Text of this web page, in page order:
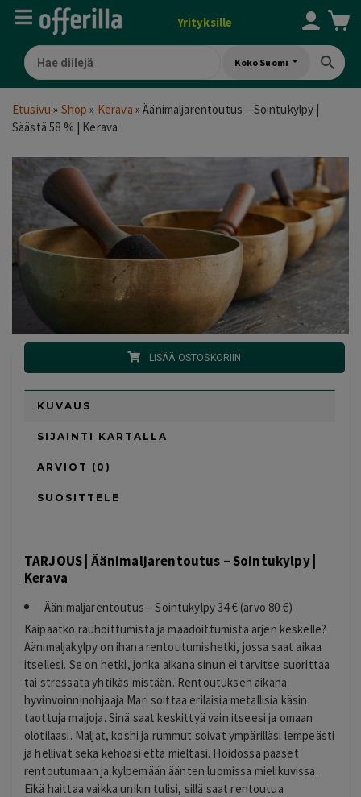
Yrityksille
Koko Suomi
Etusivu » Shop » Kerava »Äänimaljarentoutus – Sointukylpy |
Säästä 58 % | Kerava
LISÄÄ OSTOSKORIIN
KUVAUS
SIJAINTI KARTALLA
ARVIOT (0)
SUOSITTELE
TARJOUS | Äänimaljarentoutus – Sointukylpy |
Kerava
Äänimaljarentoutus – Sointukylpy 34 € (arvo 80 €)
Kaipaatko rauhoittumista ja maadoittumista arjen keskelle?
Äänimaljakylpy on ihana rentoutumishetki, jossa saat aikaa
itsellesi. Se on hetki, jonka aikana sinun ei tarvitse suorittaa
tai stressata yhtikäs mistään. Rentoutuksen aikana
hyvinvoinninohjaaja Mari soittaa erilaisia metallisia käsin
taottuja maljoja. Sinä saat keskittyä vain itseesi ja omaan
olotilaasi. Maljat, koshi ja rummut soivat ympärilläsi lempeästi
ja hellivät sekä kehoasi että mieltäsi. Hoidossa pääset
rentoutumaan ja kylpemään äänten luomissa mielikuvissa.
Eikä haittaa vaikka unikin tulisi, sillä saat rentoutua